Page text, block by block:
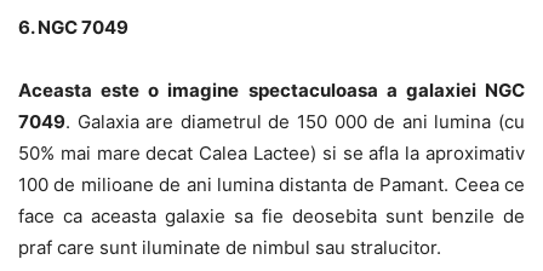
6. NGC 7049
Aceasta este o imagine spectaculoasa a galaxiei NGC
7049. Galaxia are diametrul de 150 000 de ani lumina (cu
50% mai mare decat Calea Lactee) si se afla la aproximativ
100 de milioane de ani lumina distanta de Pamant. Ceea ce
face ca aceasta galaxie sa fie deosebita sunt benzile de
praf care sunt iluminate de nimbul sau stralucitor.